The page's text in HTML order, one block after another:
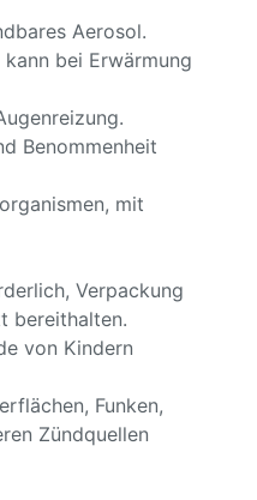
Aerosol.
bei Erwärmung
Benommenheit
mit
Verpackung
bereithalten.
von Kindern
Funken,
Zündquellen